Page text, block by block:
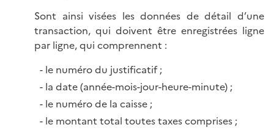
Sont ainsi visées les données de détail d’une
transaction, qui doivent être enregistrées ligne
par ligne, qui comprennent :
le numéro du justificatif ;
la date (année-mois-jour-heure-minute) ;
le numéro de la caisse ;
le montant total toutes taxes comprises ;